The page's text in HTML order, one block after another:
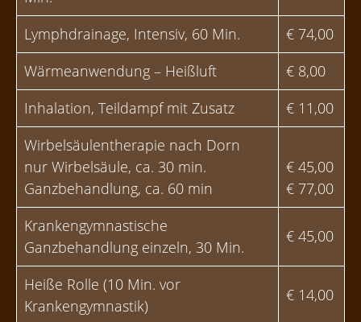
Lymphdrainage, Intensiv, 60 Min.
€ 74,00
Wärmeanwendung – Heißluft
€ 8,00
Inhalation, Teildampf mit Zusatz
€ 11,00
Wirbelsäulentherapie nach Dorn
nur Wirbelsäule, ca. 30 min.
Ganzbehandlung, ca. 60 min
€ 45,00
€ 77,00
Krankengymnastische
Ganzbehandlung einzeln, 30 Min.
€ 45,00
Heiße Rolle (10 Min. vor
Krankengymnastik)
€ 14,00